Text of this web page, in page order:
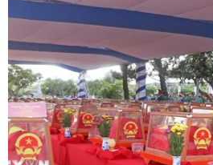
Đồng USD trước bước ngoặt do
yen mạnh lên và số liệu việc
06/08/2026 05:14
Lãi suất ngân hàng ngày 6/8:
3 tháng đang được mức lãi